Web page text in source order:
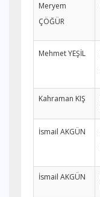
Meryem
ÇÖĞÜR
Mehmet YEŞİL
Kahraman KIŞ
İsmail AKGÜN
İsmail AKGÜN